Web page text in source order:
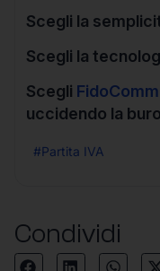
Scegli la
Scegli la
Scegli
uccidendo la
#Partita IVA
Condividi